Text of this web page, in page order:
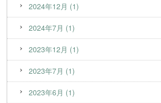
2024年12月 (1)
2024年7月 (1)
2023年12月 (1)
2023年7月 (1)
2023年6月 (1)